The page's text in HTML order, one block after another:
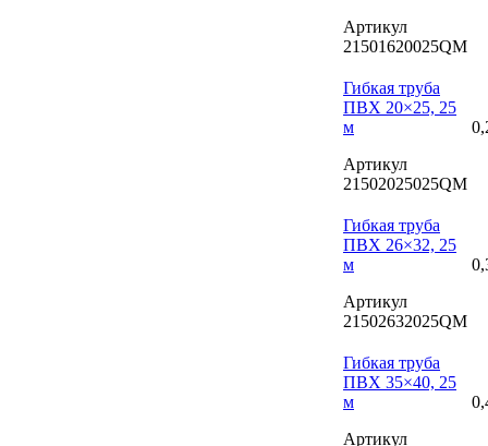
Артикул
21501620025QM
Гибкая труба
ПВХ 20×25, 25
м
Артикул
21502025025QM
Гибкая труба
ПВХ 26×32, 25
м
Артикул
21502632025QM
Гибкая труба
ПВХ 35×40, 25
м
Артикул